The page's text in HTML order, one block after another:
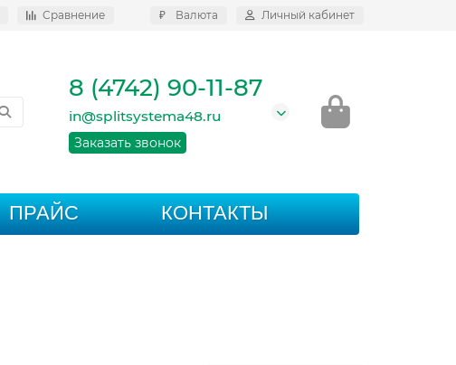
Сравнение ₽ Валюта Личный кабинет
8 (4742) 90-11-87
in@splitsystema48.ru
Заказать звонок
ПРАЙС КОНТАКТЫ